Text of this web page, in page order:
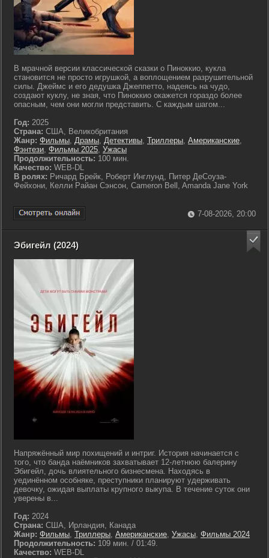
В мрачной версии классической сказки о Пиноккио, кукла
становится не просто игрушкой, а воплощением разрушительной
силы. Джеймс и его дедушка Джеппетто, надеясь на чудо,
создают куклу, не зная, что Пиноккио окажется гораздо более
опасным, чем они могли представить. С каждым шагом...
Год: 2025
Страна: США, Великобритания
Жанр: Фильмы, Драмы, Детективы, Триллеры, Американские,
Фэнтези, Фильмы 2025, Ужасы
Продолжительность: 100 мин.
Качество: WEB-DL
В ролях: Ричард Брейк, Роберт Инглунд, Питер ДеСоуза-
Фейхони, Келли Райан Сэнсон, Cameron Bell, Amanda Jane York
7-08-2026, 20:00
Эбигейл (2024)
Напряжённый мир похищений и интриг. История начинается с
того, что банда наёмников захватывает 12-летнюю балерину
Эбигейл, дочь влиятельного бизнесмена. Находясь в
уединённом особняке, преступники планируют удерживать
девочку, ожидая выплаты крупного выкупа. В течение суток они
уверены в...
Год: 2024
Страна: США, Ирландия, Канада
Жанр: Фильмы, Триллеры, Американские, Ужасы, Фильмы 2024
Продолжительность: 109 мин. / 01:49.
Качество: WEB-DL